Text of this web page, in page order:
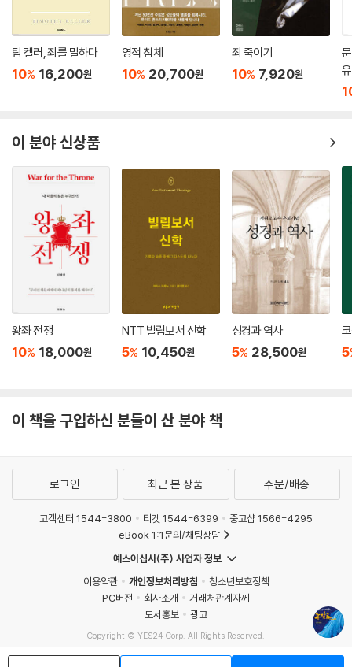
의 표준”이라고 부르기 때문입니다. 에덴 회복의 표준 본문의 의미를 올바
로 세우게 되면 이후에 나오는 구약 본문들에서 어떻게 에덴 회복 사상이
점진적으로 드러나게 되는지를 선명하게 볼 수 있기 때문입니다. 저자는
다. 치밀한 언어학적, 구문론적, 고대 근동 배경적 주석 작업을 통해 신학적
이 없습니다.
열두 편의 시편에서 에덴 회복 사상을 구현해내는 과정이나, 이사야서에서
종말과 에덴 회복 사상을 발굴하여 전개하는 방식이나, 에스겔서에서 성전
회복과 에덴 회복을 연계하여 논증해가는 방식 등은 주석가로서, 성서학자
로서 이필찬 박사의 학문적 역량이 집약적으로 드러나 있습니다.
결론적으로, 이 책은 종말의 개념이 창조의 목적이 이루어지는 에덴 회복
의 과정이고 성취와 완성의 순간이라는 사실을 잘 드러내고 있습니다. 즉
에덴 회복 관점에서, 즉 종말론적 지향점을 갖고 구약의 첫 장부터 마지막
장까지 어디를 향해 가는지, 어떻게 가는지를 알려주는 자동항법 교본이
됩니다. 그렇습니다. 이 책은 탁월한 안내서요 신뢰할만한 교본입니다. 저
본래적 의미를 드러낸다. 이러한 분석만으로도 좋은 구약본문 안내서의 역
할을 충분히 감당하고 있다고 평가된다. 하지만 거기에 멈추지 않고 구약
우 놀랍다.
이 책은 에덴 회복이라는 주제로 구약의 종말론 본문을 주해하며 체계화하
여 언약과 율법 등 다양한 신학의 주제까지 녹여낸 획기적인 융복합 신학
작품이다. 이 역작은 성경적 종말론을 진지하게 연구하는 모든 분들에게
팀 켈러, 죄를 말하다
10% 16,200원
영적 침체
10% 20,700원
죄 죽이기
10% 7,920원
이 분야 신상품
왕좌 전쟁
10% 18,000원
NTT 빌립보서 신학
5% 10,450원
성경과 역사
5% 28,500원 5
이 책을 구입하신 분들이 산 분야 책
로그인 최근 본 상품 주문/배송
고객센터 1544-3800 티켓 1544-6399
중고샵 1566-4295
eBook 1:1문의/채팅상담
예스이십사(주) 사업자 정보
이용약관
개인정보처리방침
청소년보호정책
PC버전
회사소개
거래처관계자께
도서홍보
광고
Copyright © YES24 Corp. All Rights Reserved.